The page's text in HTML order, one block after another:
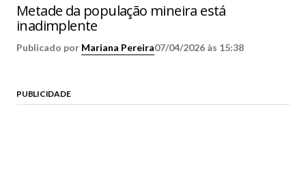
Metade da população mineira está
inadimplente
Publicado por Mariana Pereira07/04/2026 às 15:38
PUBLICIDADE